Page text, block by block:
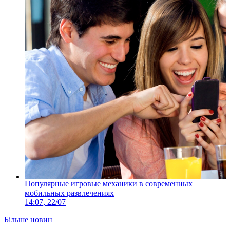
Популярные игровые механики в современных
мобильных развлечениях
14:07, 22/07
Більше новин